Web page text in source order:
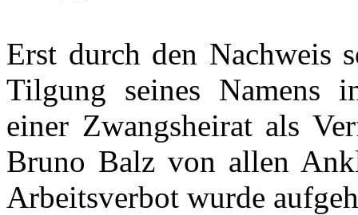
Erst durch den Nachweis
Tilgung seines Namens
einer Zwangsheirat als
Bruno Balz von allen
Arbeitsverbot wurde